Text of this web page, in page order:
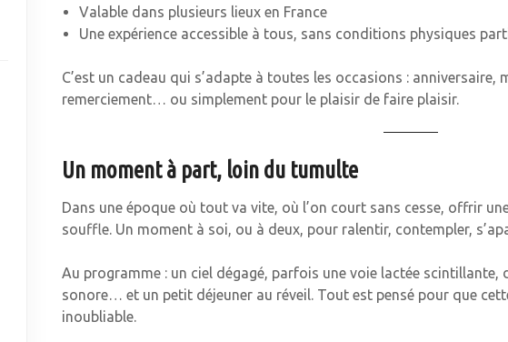
Valable dans plusieurs lieux en France
Une expérience accessible à tous, sans conditions physiques
C’est un cadeau qui s’adapte à toutes les occasions : anniversaire,
remerciement… ou simplement pour le plaisir de faire plaisir.
Un moment à part, loin du tumulte
Dans une époque où tout va vite, où l’on court sans cesse, offrir
souffle. Un moment à soi, ou à deux, pour ralentir, contempler,
Au programme : un ciel dégagé, parfois une voie lactée scintillante,
sonore… et un petit déjeuner au réveil. Tout est pensé pour que
inoubliable.